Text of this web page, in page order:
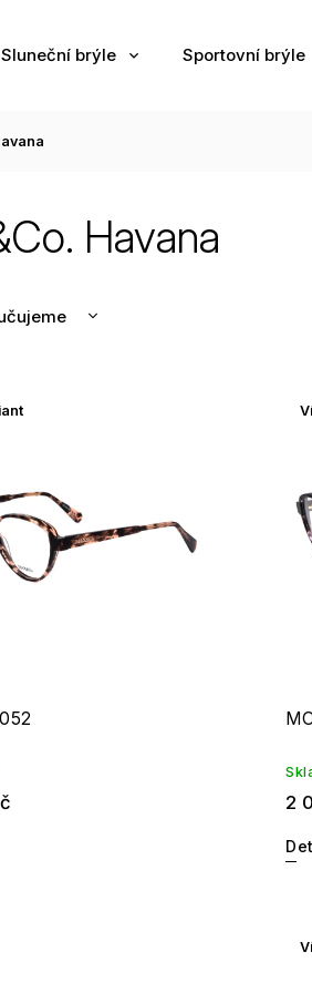
Sluneční brýle Sportovní brýle
Havana
2